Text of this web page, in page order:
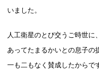
いました。
人工衛星のとび交うご時世
あってたまるかいとの息子の
一も二もなく賛成したからで